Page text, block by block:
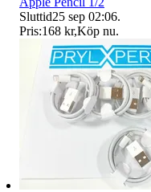
Sluttid25 sep 02:06.
Pris:168 kr,Köp nu.